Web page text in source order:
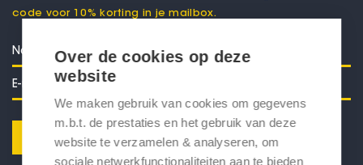
code voor 10% korting in je mailbox.
Verstuur
Over de cookies op deze
website
We maken gebruik van cookies om gegevens
m.b.t. de prestaties en het gebruik van deze
website te verzamelen & analyseren, om
sociale netwerkfunctionaliteiten aan te bieden